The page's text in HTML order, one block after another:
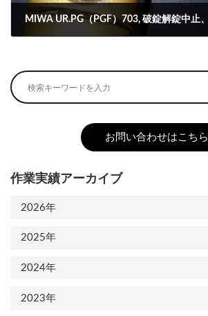
お問い合わせはこちら
作業実績アーカイブ
2026年
2025年
2024年
2023年